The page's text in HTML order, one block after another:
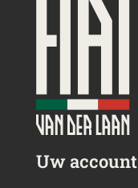
Uw account